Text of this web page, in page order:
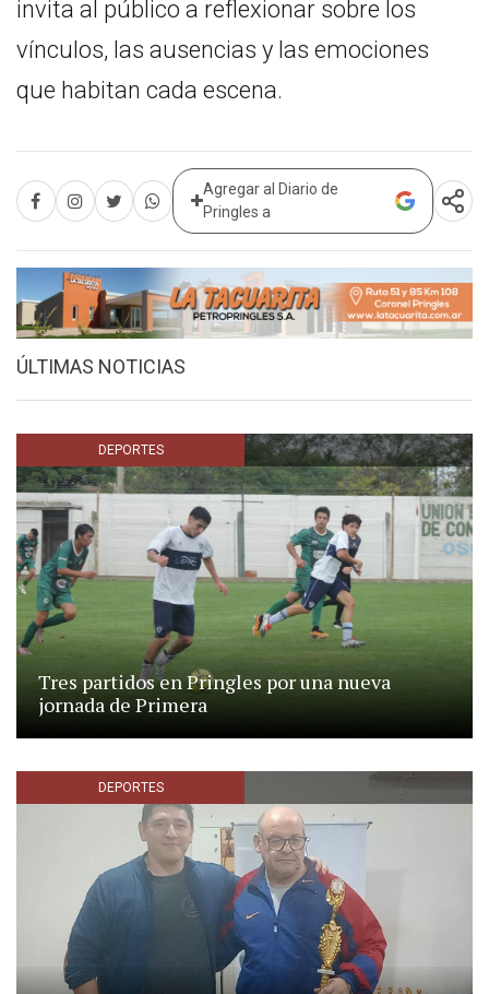
invita al público a reflexionar sobre los
vínculos, las ausencias y las emociones
que habitan cada escena.
Agregar al Diario de
Pringles a
ÚLTIMAS NOTICIAS
DEPORTES
Tres partidos en Pringles por una nueva
jornada de Primera
DEPORTES